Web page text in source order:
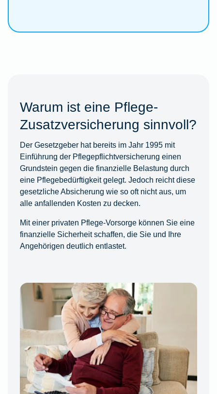
Warum ist eine Pflege-
Zusatzversicherung sinnvoll?
Der Gesetzgeber hat bereits im Jahr 1995 mit
Einführung der Pflegepflichtversicherung einen
Grundstein gegen die finanzielle Belastung durch
eine Pflegebedürftigkeit gelegt. Jedoch reicht diese
gesetzliche Absicherung wie so oft nicht aus, um
alle anfallenden Kosten zu decken.
Mit einer privaten Pflege-Vorsorge können Sie eine
finanzielle Sicherheit schaffen, die Sie und Ihre
Angehörigen deutlich entlastet.